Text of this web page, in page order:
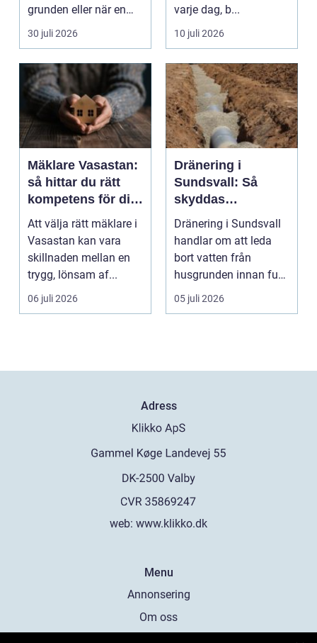
grunden eller när en
detalj äntligen sk...
30 juli 2026
varje dag, b...
10 juli 2026
Mäklare Vasastan:
så hittar du rätt
kompetens för din
bostadsaffär
Att välja rätt mäklare i
Vasastan kan vara
skillnaden mellan en
trygg, lönsam af...
06 juli 2026
Dränering i
Sundsvall: Så
skyddas
husgrunden mot
fukt
Dränering i Sundsvall
handlar om att leda
bort vatten från
husgrunden innan fukt
hinner o...
05 juli 2026
Adress
web: www.klikko.dk
Menu
Annonsering
Om oss